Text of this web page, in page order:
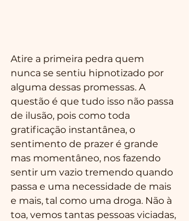
Atire a primeira pedra quem
nunca se sentiu hipnotizado por
alguma dessas promessas. A
questão é que tudo isso não passa
de ilusão, pois como toda
gratificação instantânea, o
sentimento de prazer é grande
mas momentâneo, nos fazendo
sentir um vazio tremendo quando
passa e uma necessidade de mais
e mais, tal como uma droga. Não à
toa, vemos tantas pessoas viciadas,